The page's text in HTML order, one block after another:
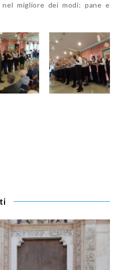
migliore dei modi: pane e